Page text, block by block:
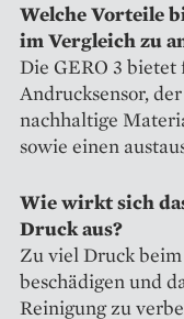
Welche Vorteile
im Vergleich zu
Die GERO 3
Andrucksensor,
nachhaltige
sowie einen
Wie wirkt sich
Druck aus?
Zu viel Druck
beschädigen und
Reinigung zu